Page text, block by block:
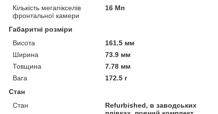
Кількість мегапікселів
фронтальної камери
16 Мп
Габаритні розміри
Висота
161.5 мм
Ширина
73.9 мм
Товщина
7.78 мм
Вага
172.5 г
Стан
Стан
Refurbished, в заводських